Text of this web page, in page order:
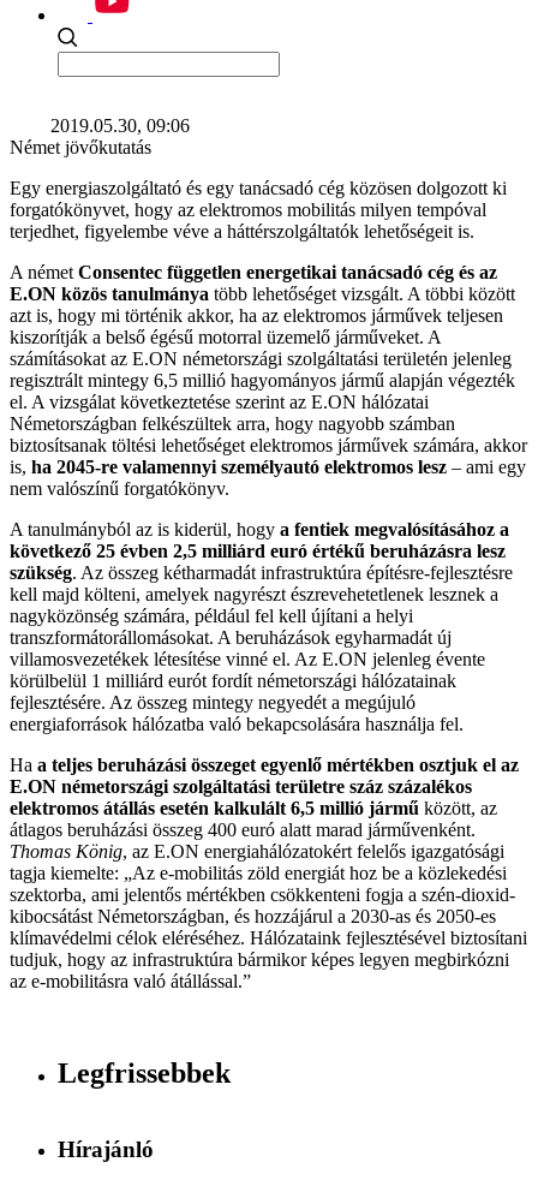
2019.05.30, 09:06
Német jövőkutatás
Egy energiaszolgáltató és egy tanácsadó cég közösen dolgozott ki
forgatókönyvet, hogy az elektromos mobilitás milyen tempóval
terjedhet, figyelembe véve a háttérszolgáltatók lehetőségeit is.
A német Consentec független energetikai tanácsadó cég és az
E.ON közös tanulmánya több lehetőséget vizsgált. A többi között
azt is, hogy mi történik akkor, ha az elektromos járművek teljesen
kiszorítják a belső égésű motorral üzemelő járműveket. A
számításokat az E.ON németországi szolgáltatási területén jelenleg
regisztrált mintegy 6,5 millió hagyományos jármű alapján végezték
el. A vizsgálat következtetése szerint az E.ON hálózatai
Németországban felkészültek arra, hogy nagyobb számban
biztosítsanak töltési lehetőséget elektromos járművek számára, akkor
is, ha 2045-re valamennyi személyautó elektromos lesz – ami egy
nem valószínű forgatókönyv.
A tanulmányból az is kiderül, hogy a fentiek megvalósításához a
következő 25 évben 2,5 milliárd euró értékű beruházásra lesz
szükség. Az összeg kétharmadát infrastruktúra építésre-fejlesztésre
kell majd költeni, amelyek nagyrészt észrevehetetlenek lesznek a
nagyközönség számára, például fel kell újítani a helyi
transzformátorállomásokat. A beruházások egyharmadát új
villamosvezetékek létesítése vinné el. Az E.ON jelenleg évente
körülbelül 1 milliárd eurót fordít németországi hálózatainak
fejlesztésére. Az összeg mintegy negyedét a megújuló
energiaforrások hálózatba való bekapcsolására használja fel.
Ha a teljes beruházási összeget egyenlő mértékben osztjuk el az
E.ON németországi szolgáltatási területre száz százalékos
elektromos átállás esetén kalkulált 6,5 millió jármű között, az
átlagos beruházási összeg 400 euró alatt marad járművenként.
Thomas König, az E.ON energiahálózatokért felelős igazgatósági
tagja kiemelte: „Az e-mobilitás zöld energiát hoz be a közlekedési
szektorba, ami jelentős mértékben csökkenteni fogja a szén-dioxid-
kibocsátást Németországban, és hozzájárul a 2030-as és 2050-es
klímavédelmi célok eléréséhez. Hálózataink fejlesztésével biztosítani
tudjuk, hogy az infrastruktúra bármikor képes legyen megbirkózni
az e-mobilitásra való átállással.”
Legfrissebbek
Hírajánló